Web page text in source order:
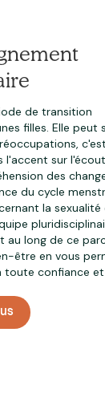
de transition
filles. Elle peut
c'est
l'accent sur
des
du cycle
la sexualité
au long de ce
être en vous
toute confiance et